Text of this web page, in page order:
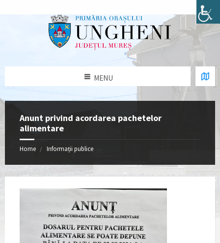
MENU
Anunt privind acordarea pachetelor
alimentare
Home Informații publice